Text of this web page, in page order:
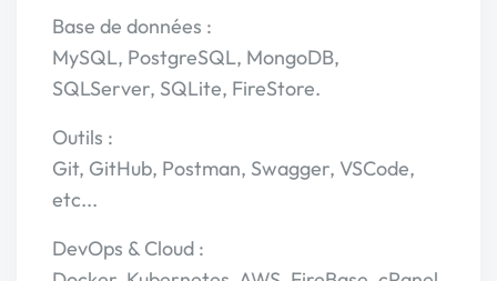
Base de données :
MySQL, PostgreSQL, MongoDB,
SQLServer, SQLite, FireStore.
Outils :
Git, GitHub, Postman, Swagger, VSCode,
etc...
DevOps & Cloud :